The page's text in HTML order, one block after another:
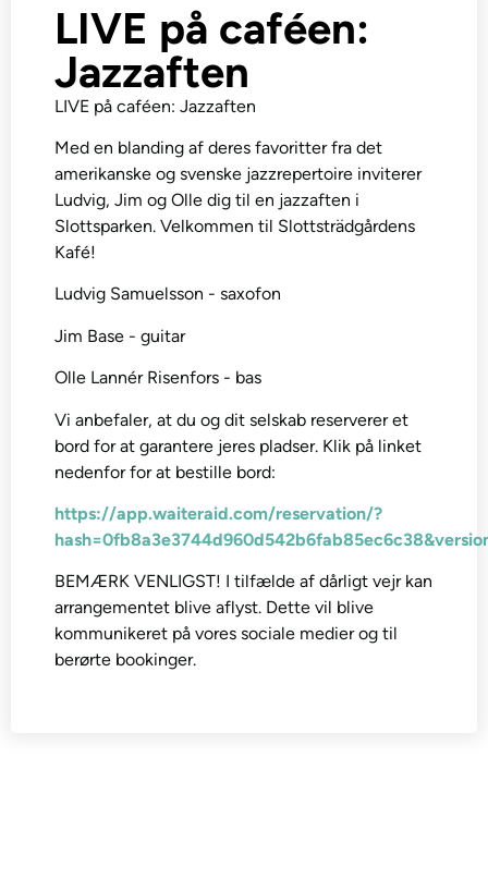
LIVE på caféen:
Jazzaften
LIVE på caféen: Jazzaften
Med en blanding af deres favoritter fra det
amerikanske og svenske jazzrepertoire inviterer
Ludvig, Jim og Olle dig til en jazzaften i
Slottsparken. Velkommen til Slottsträdgårdens
Kafé!
Ludvig Samuelsson - saxofon
Jim Base - guitar
Olle Lannér Risenfors - bas
Vi anbefaler, at du og dit selskab reserverer et
bord for at garantere jeres pladser. Klik på linket
nedenfor for at bestille bord:
https://app.waiteraid.com/reservation/?
BEMÆRK VENLIGST! I tilfælde af dårligt vejr kan
arrangementet blive aflyst. Dette vil blive
kommunikeret på vores sociale medier og til
berørte bookinger.